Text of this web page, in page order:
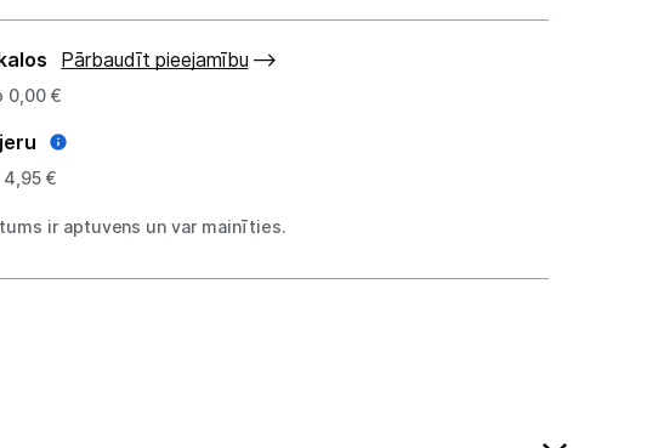
Pārbaudīt pieejamību
0,00 €
4,95 €
ir aptuvens un var mainīties.